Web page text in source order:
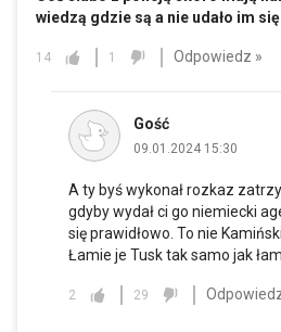
wiedzą gdzie są a nie udało im
14 1 Odpowiedz »
Gość
09.01.2024 15:30
A ty byś wykonał rozkaz
gdyby wydał ci go niemiecki
się prawidłowo. To nie
Łamie je Tusk tak samo jak
2 29